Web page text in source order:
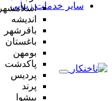
سایر خدمات زیبایی
اسلامشهر
اندیشه
باقرشهر
باغستان
بومهن
پاکدشت
پردیس
پرند
پیشوا